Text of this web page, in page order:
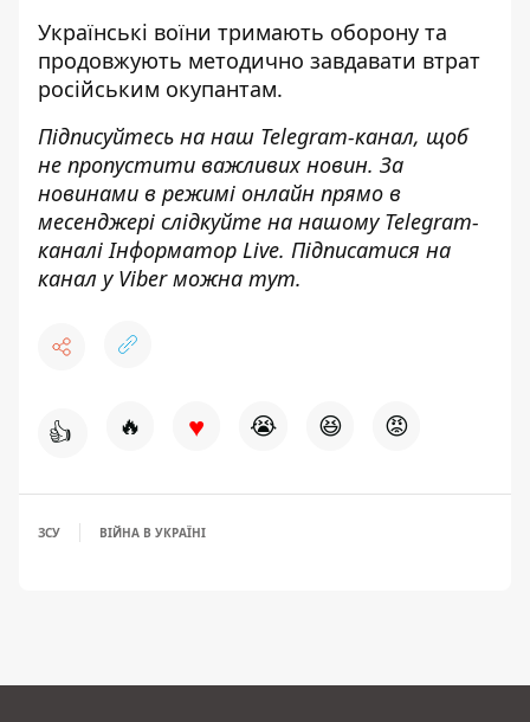
Українські воїни тримають оборону та
продовжують методично завдавати втрат
російським окупантам.
Підписуйтесь на наш Telegram-канал, щоб
не пропустити важливих новин. За
новинами в режимі онлайн прямо в
месенджері слідкуйте на нашому Telegram-
каналіІнформатор Live. Підписатися на
канал у Viber можна тут.
👍 🔥 ♥ 😭 😆 😡
ЗСУ ВІЙНА В УКРАЇНІ